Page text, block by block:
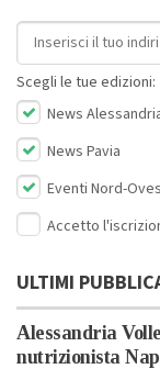
Indirizzo email
Scegli le tue edizioni:
News
News Pavia
Eventi Nord-
Accetto
ULTIMI
Alessandria
nutrizionista